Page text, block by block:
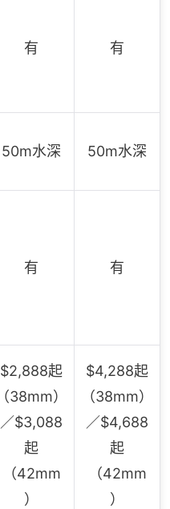
有 有
50m水深 50m水深
有 有
$2,888起
（38mm）
／$3,088
起
（42mm
）
$4,288起
（38mm）
／$4,688
起
（42mm
）